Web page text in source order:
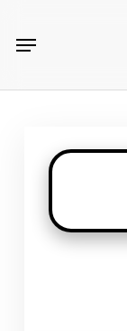
content
Menu